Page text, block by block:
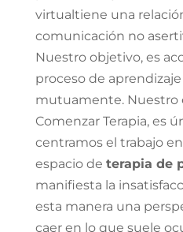
virtualtiene una
comunicación no
Nuestro objetivo, es
proceso de
mutuamente. Nuestro
Comenzar Terapia, es
centramos el trabajo
espacio de terapia de
manifiesta la
esta manera una
caer en lo que suele